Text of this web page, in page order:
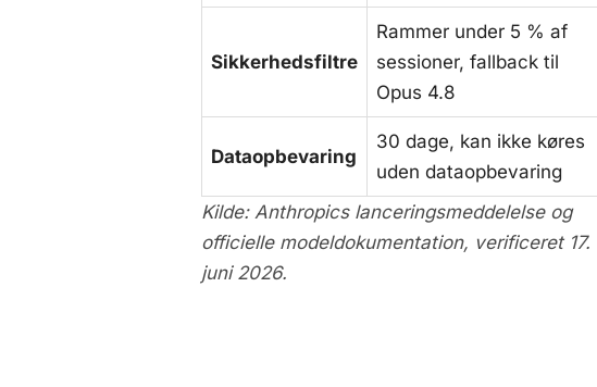
Sikkerhedsfiltre
Rammer under 5 % af
sessioner, fallback til
Opus 4.8
Dataopbevaring
30 dage, kan ikke køres
uden dataopbevaring
Kilde: Anthropics lanceringsmeddelelse og
officielle modeldokumentation, verificeret 17.
juni 2026.